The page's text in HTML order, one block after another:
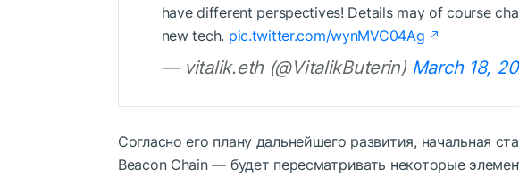
have different perspectives! Details may of course
new tech. pic.twitter.com/wynMVC04Ag
— vitalik.eth (@VitalikButerin) March 18,
Согласно его плану дальнейшего развития, начальная
Beacon Chain — будет пересматривать некоторые